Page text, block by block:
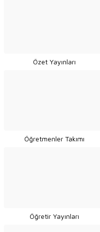
Özet Yayınları
Öğretmenler Takımı
Öğretir Yayınları